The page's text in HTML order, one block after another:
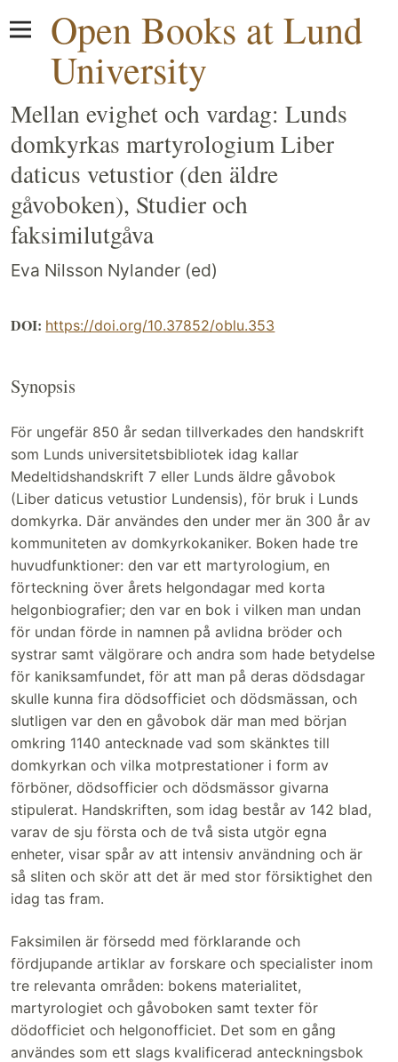
Open Books at Lund
University
Mellan evighet och vardag: Lunds
domkyrkas martyrologium Liber
daticus vetustior (den äldre
gåvoboken), Studier och
faksimilutgåva
Eva Nilsson Nylander (ed)
DOI: https://doi.org/10.37852/oblu.353
Synopsis
För ungefär 850 år sedan tillverkades den handskrift
som Lunds universitetsbibliotek idag kallar
Medeltidshandskrift 7 eller Lunds äldre gåvobok
(Liber daticus vetustior Lundensis), för bruk i Lunds
domkyrka. Där användes den under mer än 300 år av
kommuniteten av domkyrkokaniker. Boken hade tre
huvudfunktioner: den var ett martyrologium, en
förteckning över årets helgondagar med korta
helgonbiografier; den var en bok i vilken man undan
för undan förde in namnen på avlidna bröder och
systrar samt välgörare och andra som hade betydelse
för kaniksamfundet, för att man på deras dödsdagar
skulle kunna fira dödsofficiet och dödsmässan, och
slutligen var den en gåvobok där man med början
omkring 1140 antecknade vad som skänktes till
domkyrkan och vilka motprestationer i form av
förböner, dödsofficier och dödsmässor givarna
stipulerat. Handskriften, som idag består av 142 blad,
varav de sju första och de två sista utgör egna
enheter, visar spår av att intensiv användning och är
så sliten och skör att det är med stor försiktighet den
idag tas fram.
Faksimilen är försedd med förklarande och
fördjupande artiklar av forskare och specialister inom
tre relevanta områden: bokens materialitet,
martyrologiet och gåvoboken samt texter för
dödofficiet och helgonofficiet. Det som en gång
användes som ett slags kvalificerad anteckningsbok